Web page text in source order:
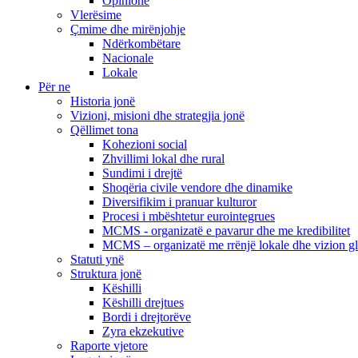
Vlerësime
Çmime dhe mirënjohje
Ndërkombëtare
Nacionale
Lokale
Për ne
Historia jonë
Vizioni, misioni dhe strategjia jonë
Qëllimet tona
Kohezioni social
Zhvillimi lokal dhe rural
Sundimi i drejtë
Shoqëria civile vendore dhe dinamike
Diversifikim i pranuar kulturor
Procesi i mbështetur eurointegrues
MCMS - organizatë e pavarur dhe me kredibilitet
MCMS – organizatë me rrënjë lokale dhe vizion
Statuti ynë
Struktura jonë
Këshilli
Këshilli drejtues
Bordi i drejtorëve
Zyra ekzekutive
Raporte vjetore